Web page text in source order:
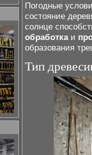
Погодные
состояние
солнце
обработкаи
образования
Тип